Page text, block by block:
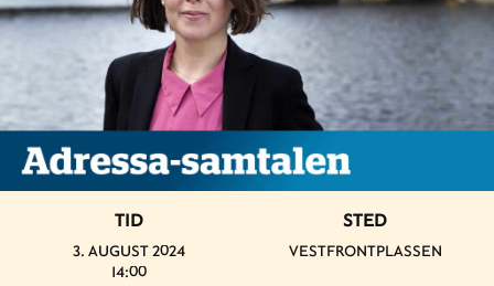
TID
3. AUGUST 2024
14:00
STED
VESTFRONTPLASSEN